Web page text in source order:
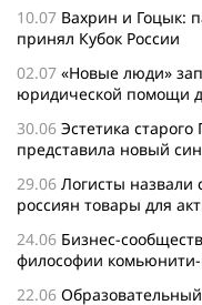
10.07 Вахрин и Гоцык:
принял Кубок России
02.07 «Новые люди»
юридической помощи
30.06 Эстетика
представила новый
29.06 Логисты назвали
россиян товары для
24.06 Бизнес-
философии
22.06 Образовательный